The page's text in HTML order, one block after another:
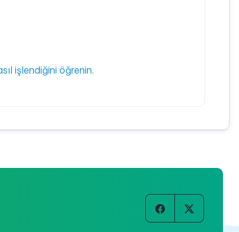
işlendiğini öğrenin.